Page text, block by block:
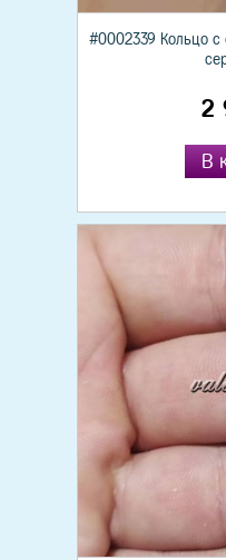
#0002339 Кольцо с
2
В